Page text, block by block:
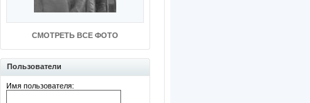
СМОТРЕТЬ ВСЕ ФОТО
Пользователи
Имя пользователя: